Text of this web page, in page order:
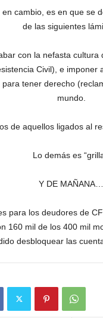
cambio, es en que se
de las siguientes
con la nefasta
Civil), e
tener derecho
mundo.
de aquellos ligados al
Lo demás es
Y DE MAÑANA…
para los deudores de
160 mil de los 400 mil
desbloquear las